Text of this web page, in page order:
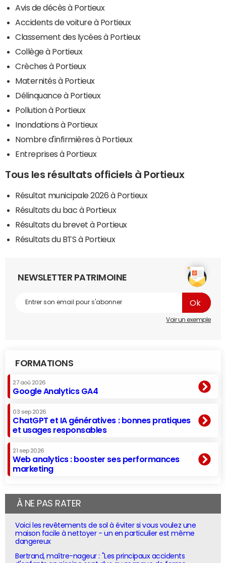
Avis de décès à Portieux
Accidents de voiture à Portieux
Classement des lycées à Portieux
Collège à Portieux
Crèches à Portieux
Maternités à Portieux
Délinquance à Portieux
Pollution à Portieux
Inondations à Portieux
Nombre d'infirmières à Portieux
Entreprises à Portieux
Tous les résultats officiels à Portieux
Résultat municipale 2026 à Portieux
Résultats du bac à Portieux
Résultats du brevet à Portieux
Résultats du BTS à Portieux
NEWSLETTER PATRIMOINE
Voir un exemple
FORMATIONS
27 aoû 2026
Google Analytics GA4
03 sep 2026
ChatGPT et IA génératives : bonnes pratiques
et usages responsables
21 sep 2026
Web analytics : booster ses performances
marketing
À NE PAS RATER
Voici les revêtements de sol à éviter si vous voulez une
maison facile à nettoyer - un en particulier est même
dangereux
Bertrand, maître-nageur : "Les principaux accidents